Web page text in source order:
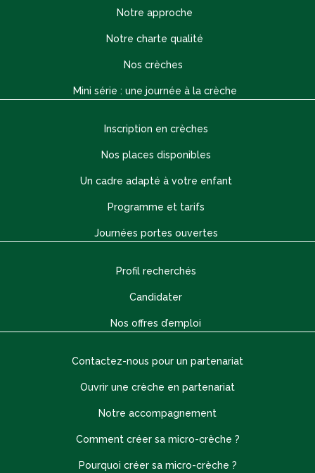
Notre approche
Notre charte qualité
Nos crèches
Mini série : une journée à la crèche
Inscription en crèches
Nos places disponibles
Un cadre adapté à votre enfant
Programme et tarifs
Journées portes ouvertes
Profil recherchés
Candidater
Nos offres d’emploi
Contactez-nous pour un partenariat
Ouvrir une crèche en partenariat
Notre accompagnement
Comment créer sa micro-crèche ?
Pourquoi créer sa micro-crèche ?